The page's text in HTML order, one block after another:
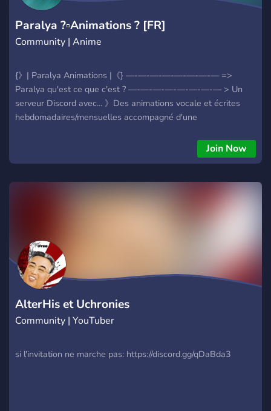
Paralya ?▫Animations ? [FR]
Community | Anime
{》| Paralya Animations |《} —-—-—-—-—-—-—-— =>
Paralya qu'est ce que c'est ? —-—-—-—-—-—-—-— > Un
serveur Discord avec... 》Des animations vocale et écrites
hebdomadaires/mensuelles accompagné d'une
》Un système anti-raid filtrant les bots des joueurs. 》Des
concours chaque semaine sur tous les thèmes et tous les
Une communauté qui ne cesse de grossir.
Join Now
AlterHis et Uchronies
Community | YouTuber
si l'invitation ne marche pas: https://discord.gg/qDaBda3